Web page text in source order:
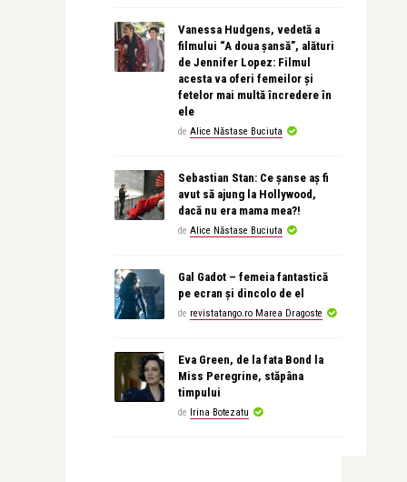
Vanessa Hudgens, vedetă a
filmului “A doua șansă”, alături
de Jennifer Lopez: Filmul
acesta va oferi femeilor și
fetelor mai multă încredere în
ele
de Alice Năstase Buciuta
Sebastian Stan: Ce șanse aș fi
avut să ajung la Hollywood,
dacă nu era mama mea?!
de Alice Năstase Buciuta
Gal Gadot – femeia fantastică
pe ecran și dincolo de el
de revistatango.ro Marea Dragoste
Eva Green, de la fata Bond la
Miss Peregrine, stăpâna
timpului
de Irina Botezatu